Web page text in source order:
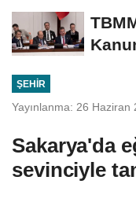
ŞEHIR
Yayınlanma: 26 Haziran
Sakarya'da
sevinciyle